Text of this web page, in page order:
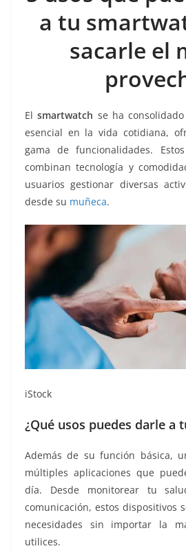
b
o
A
p
p
n
g
er
a tu
sacarle el
Elsmartwatch se ha
esencial en la vida cotidiana,
gama de funcionalidades.
combinan tecnología y
usuarios gestionar diversas
desde su muñeca.
iStock
¿Qué usos puedes darle a
Además de su función básica,
múltiples aplicaciones que
día. Desde monitorear tu
comunicación, estos dispositivos
necesidades sin importar la
utilices.